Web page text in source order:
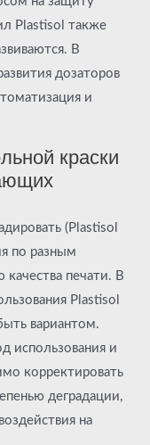
Plastisol также
В
дозаторов
и
краски
(Plastisol
по разным
печати. В
Plastisol
вариантом.
использования и
корректировать
деградации,
на